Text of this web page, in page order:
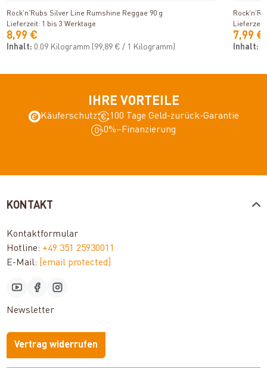
Rock'n'Rubs Silver Line Rumshine Reggae 90 g
Lieferzeit: 1 bis 3 Werktage
8,99 €
Inhalt: 0.09 Kilogramm (99,89 € / 1 Kilogramm)
7,99 €
Inhalt:
IHRE VORTEILE
Käuferschutz
100 Tage Geld-zurück-Garantie
0%–Finanzierung
KONTAKT
Kontaktformular
Hotline: +49 351 25930011
E-Mail:
[email protected]
Newsletter
Vertrag widerrufen